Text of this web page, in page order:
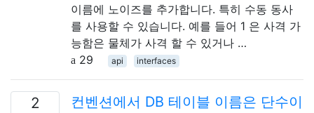
이름에 노이즈를 추가합니다. 특히 수동 동사
를 사용할 수 있습니다. 예를 들어 1 은 사격 가
능함은 물체가 사격 할 수 있거나 …
29
api interfaces
2
컨벤션에서 DB 테이블 이름은 단수이